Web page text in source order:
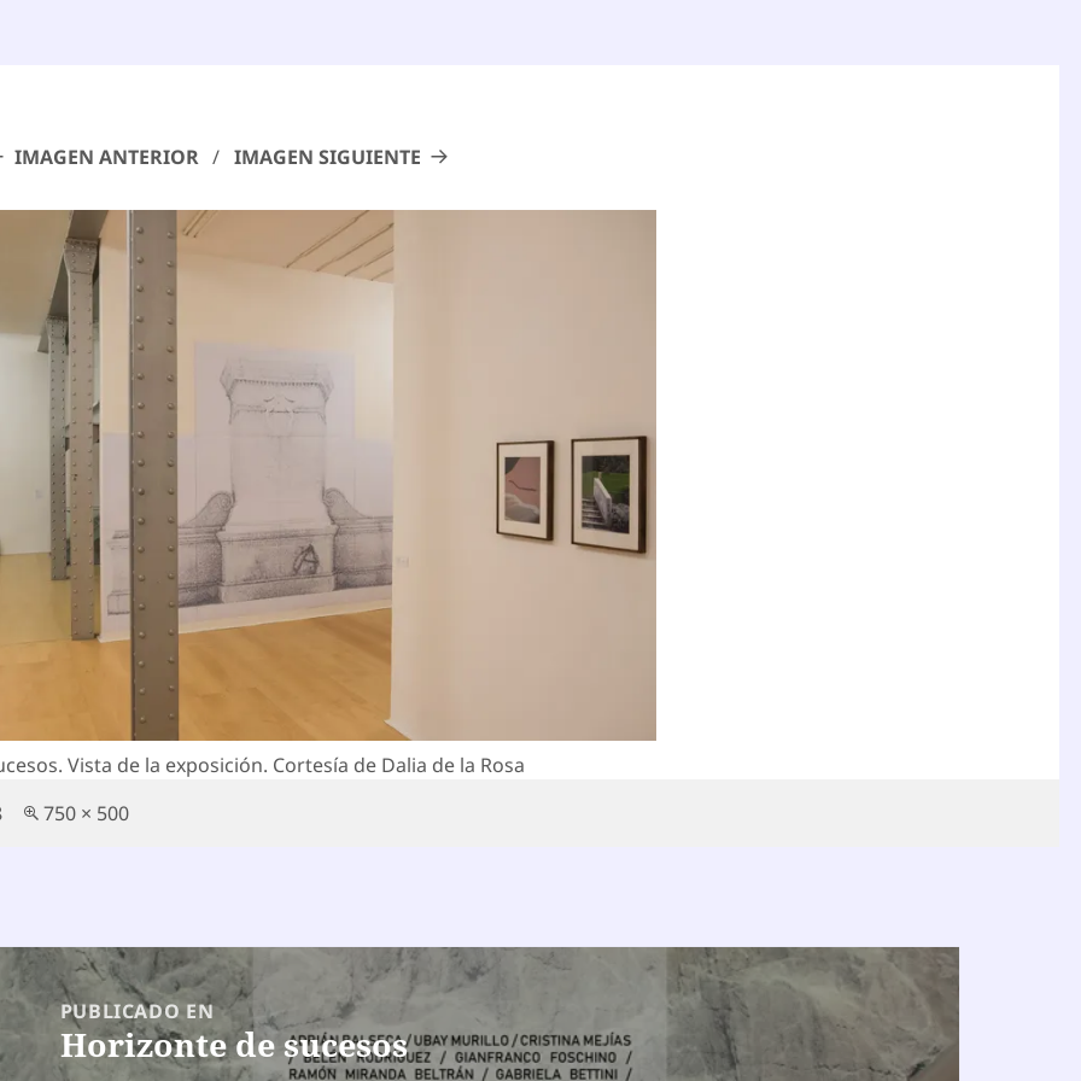
IMAGEN ANTERIOR IMAGEN SIGUIENTE
Vista de la exposición. Cortesía de Dalia de la Rosa
Tamaño
750 × 500
PUBLICADO EN
Horizonte de sucesos